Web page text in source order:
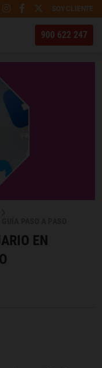
SOY CLIENTE
900 622 247
EN